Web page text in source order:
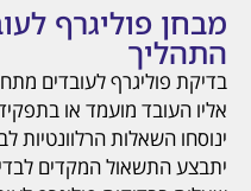
מבחן פוליגרף
התהליך
בדיקת פוליגרף לעובדים
אליו העובד מועמד או
ינוסחו השאלות הרלוונטיות